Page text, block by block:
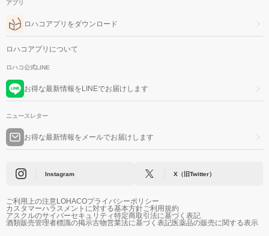
アプリ
ロハコアプリをダウンロード
ロハコアプリについて
ロハコ公式LINE
お得な最新情報をLINEでお届けします
ニュースレター
お得な最新情報をメールでお届けします
Instagram X（旧Twitter）
ご利用上の注意LOHACOプライバシーポリシー
カスタマーハラスメントに対する基本方針ご利用規約
アスクルのサイバーセキュリティ特定商取引法に基づく表記
酒類販売管理者標識の掲示古物営業法に基づく表記医薬品の販売に関する表示